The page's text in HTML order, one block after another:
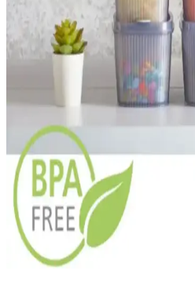
Havlu sepetleri, fonksiyonelliği ve
önemli yer tutar. Malzeme ve
sağlar, düzen ve şıklık katarken
Fonksiyonel ve Pratik Tepsi
Servis İçin En İyi Modeller
ve servis alanlarınızı düzenleyin.
modeller sayesinde günlük yaşamınızı
Pratik Saklama Kabı ve
Günümüzdeki Rolü ve
Günümüzde fonksiyonellik ve
ve tasarım trendleri yaşam kalitemizi
dekorasyona katkı sağlıyor.